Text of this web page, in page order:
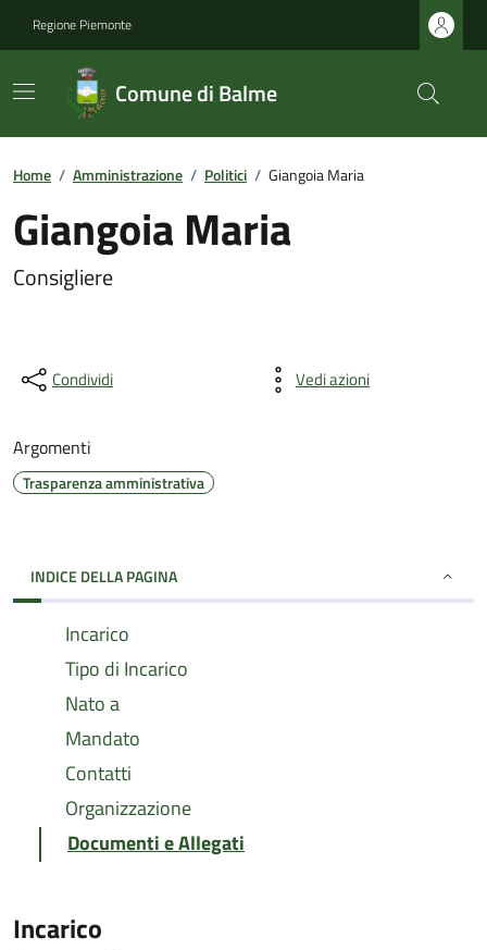
Regione Piemonte
Comune di Balme
Home / Amministrazione / Politici / Giangoia Maria
Giangoia Maria
Consigliere
Condividi Vedi azioni
Argomenti
Trasparenza amministrativa
INDICE DELLA PAGINA
Incarico
Tipo di Incarico
Nato a
Mandato
Contatti
Organizzazione
Documenti e Allegati
Incarico